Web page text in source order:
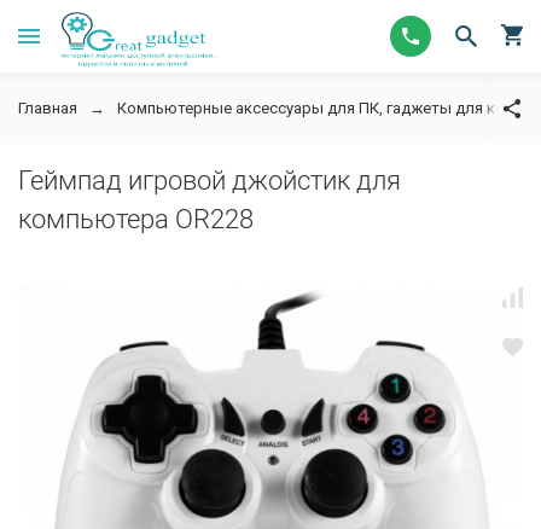
Главная Компьютерные аксессуары для ПК, гаджеты для
Геймпад игровой джойстик для
компьютера OR228